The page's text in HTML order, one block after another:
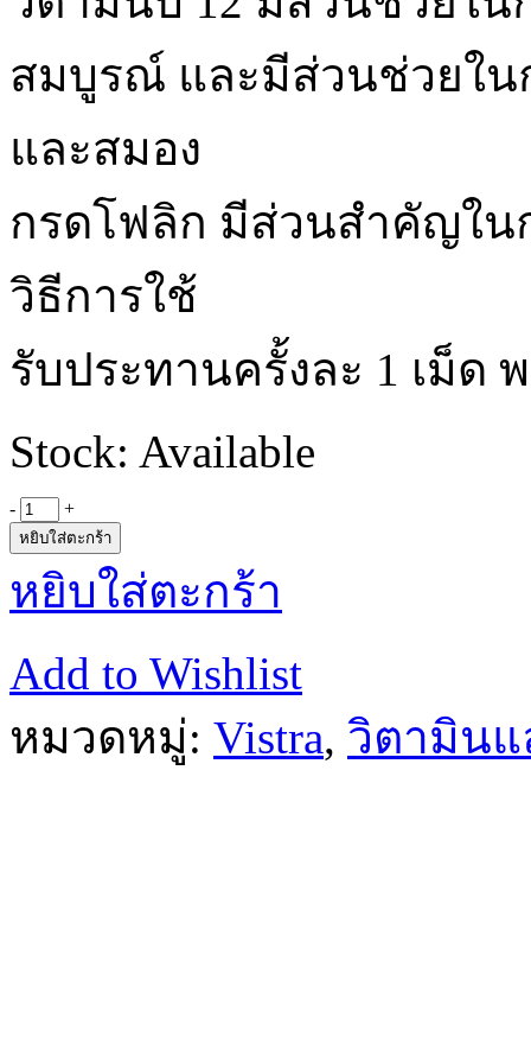
สมบูรณ์ และมีส่วนช่วยใน
และสมอง
กรดโฟลิก มีส่วนสำคัญใน
วิธีการใช้
รับประทานครั้งละ 1 เม็ด
Stock: Available
- +
หยิบใส่ตะกร้า
หยิบใส่ตะกร้า
Add to Wishlist
หมวดหมู่: Vistra, วิตามินแ